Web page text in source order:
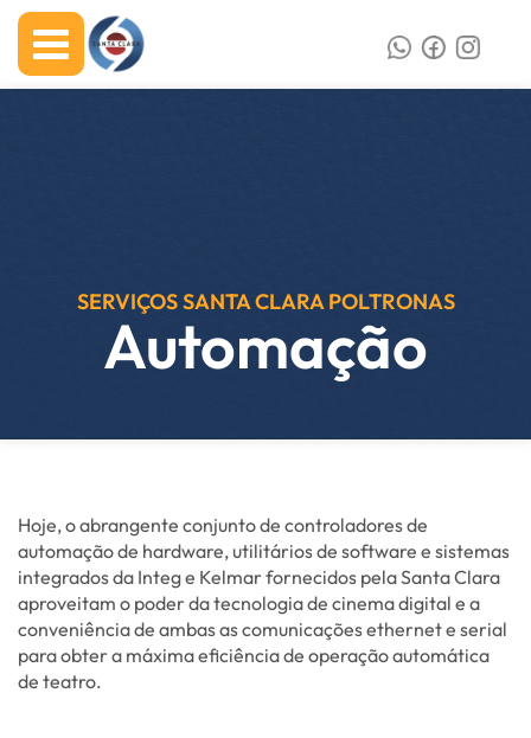
SERVIÇOS SANTA CLARA POLTRONAS
Automação
Hoje, o abrangente conjunto de controladores de
automação de hardware, utilitários de software e sistemas
integrados da Integ e Kelmar fornecidos pela Santa Clara
aproveitam o poder da tecnologia de cinema digital e a
conveniência de ambas as comunicações ethernet e serial
para obter a máxima eficiência de operação automática
de teatro.